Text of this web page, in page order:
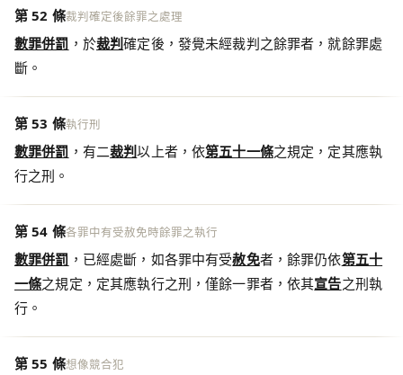
第 52 條裁判確定後餘罪之處理
數罪併罰 ，於裁判確定後，發覺未經裁判之餘罪者，就餘罪處
斷。
第 53 條執行刑
數罪併罰 ，有二裁判以上者，依第五十一條之規定，定其應執
行之刑。
第 54 條各罪中有受赦免時餘罪之執行
數罪併罰 ，已經處斷，如各罪中有受赦免者，餘罪仍依第五十
一條之規定，定其應執行之刑，僅餘一罪者，依其宣告之刑執
行。
第 55 條想像競合犯